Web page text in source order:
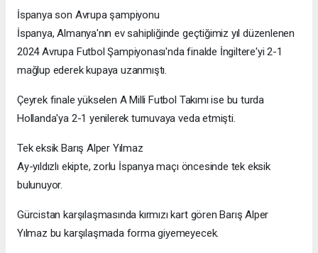
İspanya son Avrupa şampiyonu
İspanya, Almanya'nın ev sahipliğinde geçtiğimiz yıl düzenlenen
2024 Avrupa Futbol Şampiyonası'nda finalde İngiltere'yi 2-1
mağlup ederek kupaya uzanmıştı.
Çeyrek finale yükselen A Milli Futbol Takımı ise bu turda
Hollanda'ya 2-1 yenilerek turnuvaya veda etmişti.
Tek eksik Barış Alper Yılmaz
Ay-yıldızlı ekipte, zorlu İspanya maçı öncesinde tek eksik
bulunuyor.
Gürcistan karşılaşmasında kırmızı kart gören Barış Alper
Yılmaz bu karşılaşmada forma giyemeyecek.